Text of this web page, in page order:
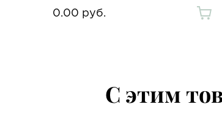
0.00 руб.
С этим